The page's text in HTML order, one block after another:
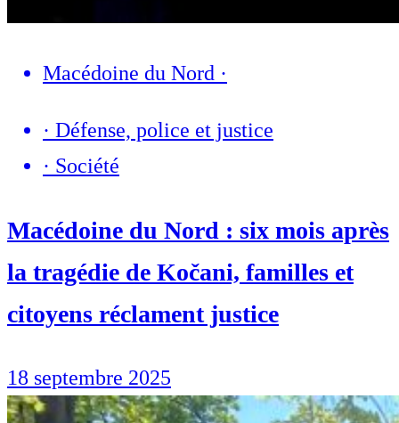
Macédoine du Nord ·
· Défense, police et justice
· Société
Macédoine du Nord : six mois après
la tragédie de Kočani, familles et
citoyens réclament justice
18 septembre 2025